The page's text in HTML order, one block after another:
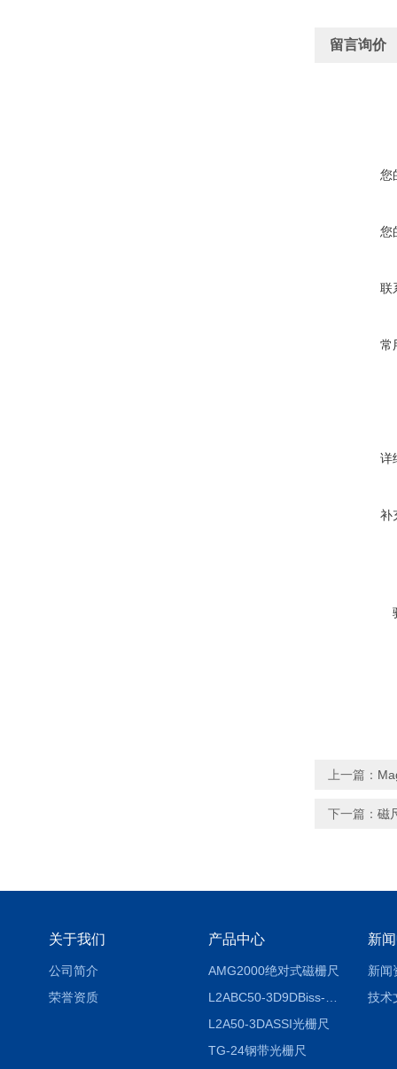
留言询价
您
您
联
常
详
补
上一篇：
下一篇： 磁
关于我们
公司简介
荣誉资质
产品中心
AMG2000绝对式磁栅尺
L2A50-3DASSI光栅尺
TG-24钢带光栅尺
新
新闻
技术